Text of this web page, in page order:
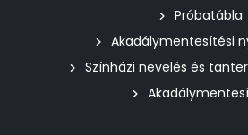
Próbatábla
Akadálymentesítési
Színházi nevelés és